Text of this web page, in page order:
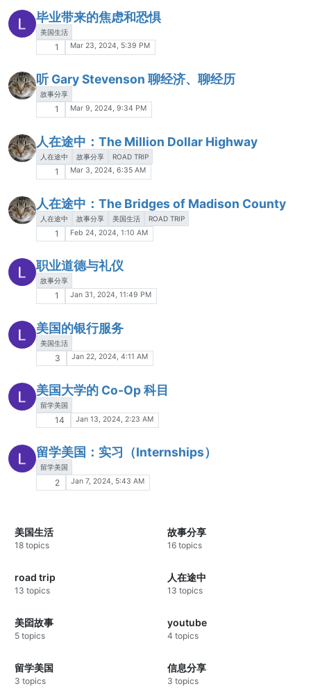
毕业带来的焦虑和恐惧
美国生活
1 Mar 23, 2024, 5:39 PM
听 Gary Stevenson 聊经济、聊经历
故事分享
1 Mar 9, 2024, 9:34 PM
人在途中：The Million Dollar Highway
人在途中 故事分享 ROAD TRIP
1 Mar 3, 2024, 6:35 AM
人在途中：The Bridges of Madison County
人在途中 故事分享 美国生活 ROAD TRIP
1 Feb 24, 2024, 1:10 AM
职业道德与礼仪
故事分享
1 Jan 31, 2024, 11:49 PM
美国的银行服务
美国生活
3 Jan 22, 2024, 4:11 AM
美国大学的 Co-Op 科目
留学美国
14 Jan 13, 2024, 2:23 AM
留学美国：实习（Internships）
留学美国
2 Jan 7, 2024, 5:43 AM
美国生活
18 topics
故事分享
16 topics
road trip
13 topics
人在途中
13 topics
美囶故事
5 topics
youtube
4 topics
留学美国
3 topics
信息分享
3 topics